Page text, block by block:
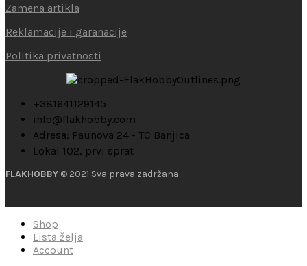
Zamena artikla
Reklamacije i garanacije
Politika privatnosti
+381641129145
info@flakhobby.com
Adresa: Paunova 24 - TC Banjica
Lokal 102, prvi sprat
FLAKHOBBY © 2021 Sva prava zadržana
Shop
Lista želja
Account